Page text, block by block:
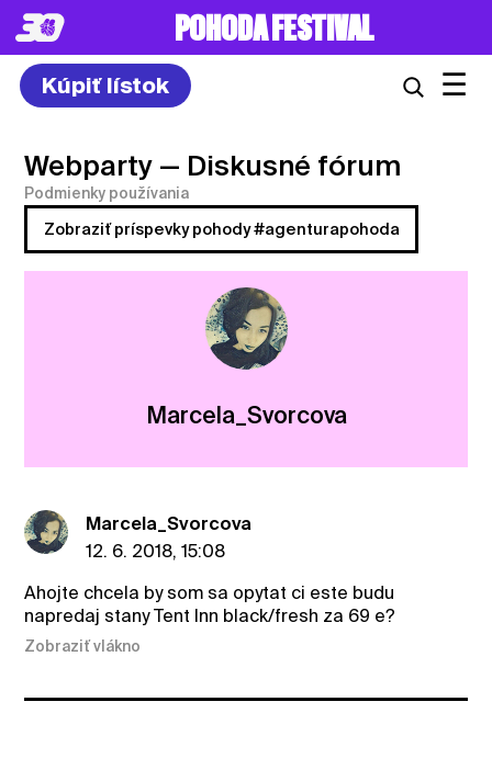
POHODA FESTIVAL
Kúpiť lístok ☰
Webparty — Diskusné fórum
Podmienky používania
Zobraziť príspevky pohody #agenturapohoda
Marcela_Svorcova
Marcela_Svorcova
12. 6. 2018, 15:08
Ahojte chcela by som sa opytat ci este budu
napredaj stany Tent Inn black/fresh za 69 e?
Zobraziť vlákno